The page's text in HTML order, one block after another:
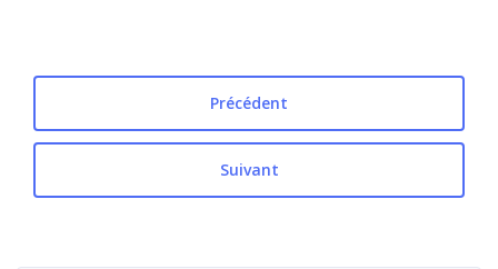
Précédent
Suivant